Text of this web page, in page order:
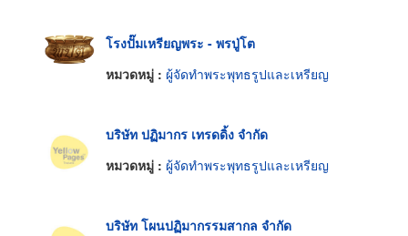
โรงปั๊มเหรียญพระ - พรปู่โต
หมวดหมู่ : ผู้จัดทำพระพุทธรูปและเหรียญ
บริษัท ปฏิมากร เทรดดิ้ง จำกัด
หมวดหมู่ : ผู้จัดทำพระพุทธรูปและเหรียญ
บริษัท โผนปฏิมากรรมสากล จำกัด